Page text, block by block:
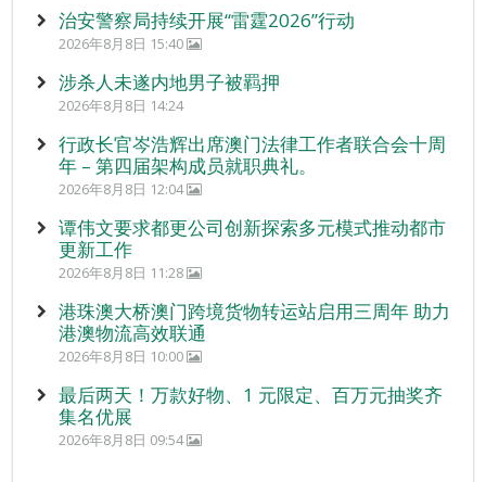
治安警察局持续开展“雷霆2026”行动
2026年8月8日 15:40
涉杀人未遂内地男子被羁押
2026年8月8日 14:24
行政长官岑浩辉出席澳门法律工作者联合会十周
年 – 第四届架构成员就职典礼。
2026年8月8日 12:04
谭伟文要求都更公司创新探索多元模式推动都市
更新工作
2026年8月8日 11:28
港珠澳大桥澳门跨境货物转运站启用三周年 助力
港澳物流高效联通
2026年8月8日 10:00
最后两天！万款好物、1 元限定、百万元抽奖齐
集名优展
2026年8月8日 09:54